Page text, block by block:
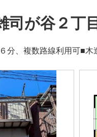
司が谷２
分、複数路線利用可■